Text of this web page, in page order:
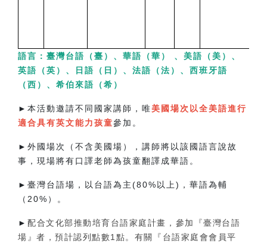
語言：臺灣台語（臺）、華語（華） 、美語（美）、
英語（英）、日語（日）、法語（法）、西班牙語
（西）、希伯來語（希）
► 本活動邀請不同國家講師，唯美國場次以全美語進行
適合具有英文能力孩童參加。
► 外國場次（不含美國場），講師將以該國語言說故
事，現場將有口譯老師為孩童翻譯成華語。
► 臺灣台語場，以台語為主(80%以上)，華語為輔
（20%）。
► 配合文化部推動培育台語家庭計畫，參加『臺灣台語
場』者，預計認列點數1點。有關『台語家庭會會員平